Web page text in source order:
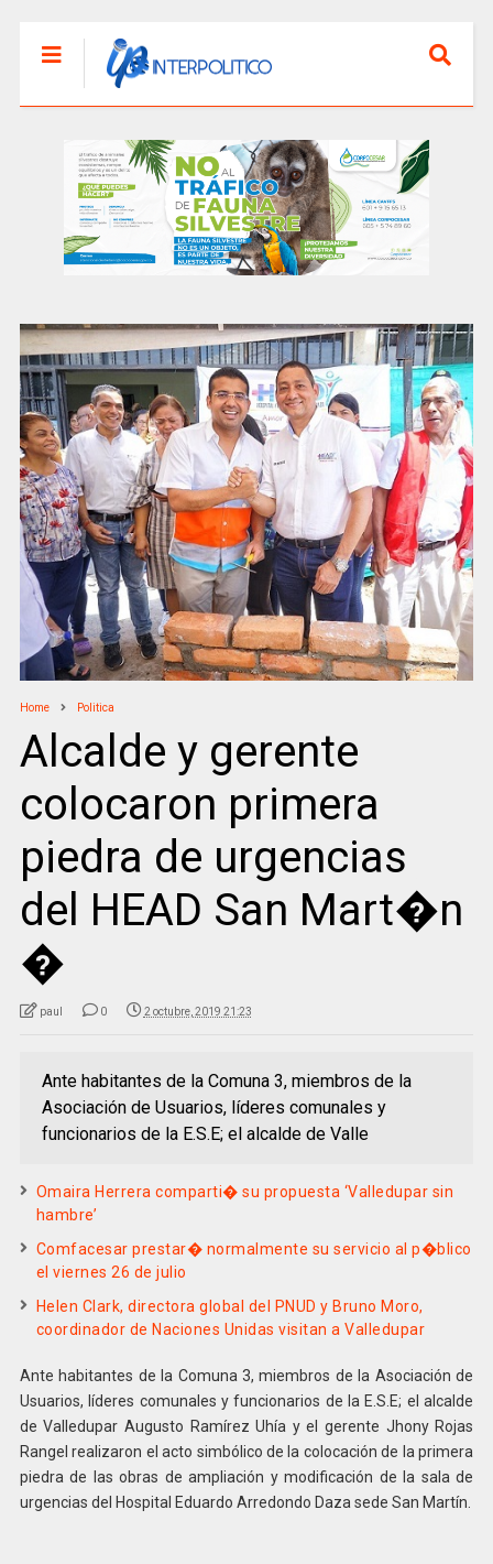
Home Politica
Alcalde y gerente
colocaron primera
piedra de urgencias
del HEAD San Mart�n
�
paul 0 2 octubre, 2019 21:23
Ante habitantes de la Comuna 3, miembros de la
Asociación de Usuarios, líderes comunales y
funcionarios de la E.S.E; el alcalde de Valle
Omaira Herrera comparti� su propuesta ‘Valledupar sin
hambre’
Comfacesar prestar� normalmente su servicio al p�blico
el viernes 26 de julio
Helen Clark, directora global del PNUD y Bruno Moro,
coordinador de Naciones Unidas visitan a Valledupar
Ante habitantes de la Comuna 3, miembros de la Asociación de
Usuarios, líderes comunales y funcionarios de la E.S.E; el alcalde
de Valledupar Augusto Ramírez Uhía y el gerente Jhony Rojas
Rangel realizaron el acto simbólico de la colocación de la primera
piedra de las obras de ampliación y modificación de la sala de
urgencias del Hospital Eduardo Arredondo Daza sede San Martín.